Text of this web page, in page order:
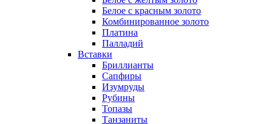
Белое с красным золото
Комбинированное золото
Платина
Палладий
Вставки
Бриллианты
Сапфиры
Изумруды
Рубины
Топазы
Танзаниты